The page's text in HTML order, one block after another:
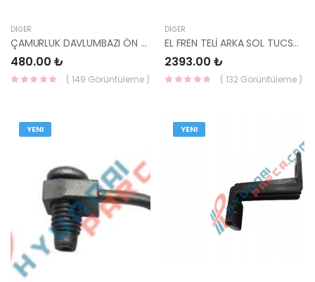
DIĞER
ÇAMURLUK DAVLUMBAZI ÖN SOL CEED 10-11 86811-1H510-YS
480.00 ₺
( 149 Görüntüleme )
DIĞER
EL FREN TELİ ARKA SOL TUCSON 2015- 59760-D3000-HMC
2393.00 ₺
( 132 Görüntüleme )
YENI YENI